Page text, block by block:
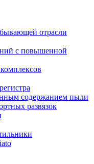
отрасли
с повышенной
содержанием пыли
развязок